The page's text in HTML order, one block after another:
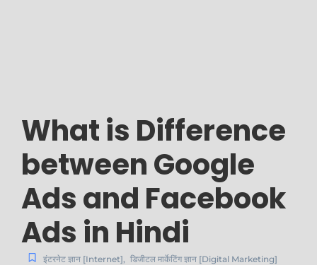
What is Difference
between Google
Ads and Facebook
Ads in Hindi
इंटरनेट ज्ञान [Internet], डिजीटल मार्केटिंग ज्ञान [Digital Marketing]